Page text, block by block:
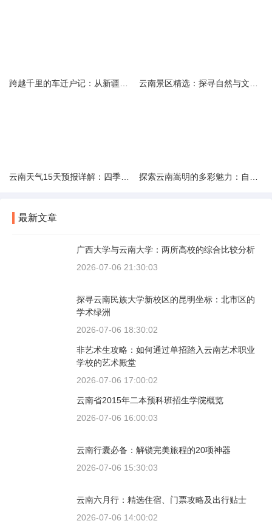
最新文章
广西大学与云南大学：两所高校的综合比较分析
2026-07-06 21:30:03
探寻云南民族大学新校区的昆明坐标：北市区的
学术绿洲
2026-07-06 18:30:02
非艺术生攻略：如何通过单招踏入云南艺术职业
学校的艺术殿堂
2026-07-06 17:00:02
云南省2015年二本预科班招生学院概览
2026-07-06 16:00:03
云南行囊必备：解锁完美旅程的20项神器
2026-07-06 15:30:03
云南六月行：精选住宿、门票攻略及出行贴士
2026-07-06 14:00:02